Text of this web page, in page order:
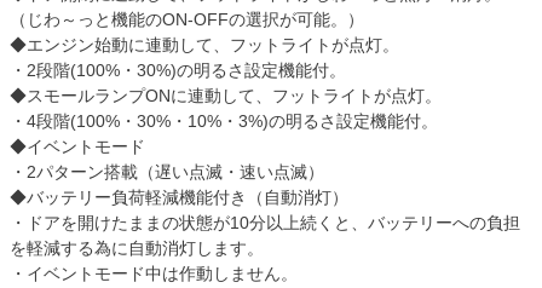
（じわ～っと機能のON-OFFの選択が可能。）
◆エンジン始動に連動して、フットライトが点灯。
・2段階(100%・30%)の明るさ設定機能付。
◆スモールランプONに連動して、フットライトが点灯。
・4段階(100%・30%・10%・3%)の明るさ設定機能付。
◆イベントモード
・2パターン搭載（遅い点滅・速い点滅）
◆バッテリー負荷軽減機能付き（自動消灯）
・ドアを開けたままの状態が10分以上続くと、バッテリーへの負担
を軽減する為に自動消灯します。
・イベントモード中は作動しません。